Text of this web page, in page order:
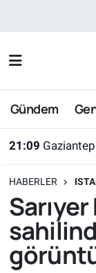
Gündem
21:09 Gaziantep
HABERLER
Nöbetçi
Hava
Süper Lig
Tüm
Son